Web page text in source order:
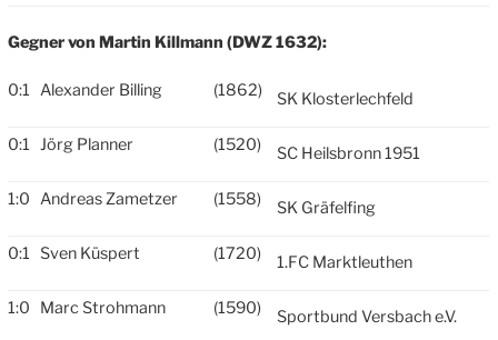
Gegner von Martin Killmann (DWZ 1632):
0:1 Alexander Billing (1862) SK Klosterlechfeld
0:1 Jörg Planner (1520) SC Heilsbronn 1951
1:0 Andreas Zametzer (1558) SK Gräfelfing
0:1 Sven Küspert (1720) 1.FC Marktleuthen
1:0 Marc Strohmann (1590) Sportbund Versbach e.V.